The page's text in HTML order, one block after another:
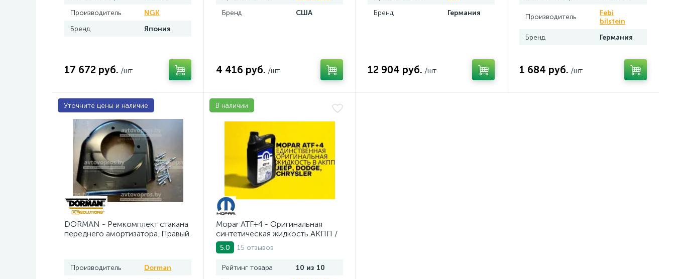
Производитель
NGK
Бренд
Япония
17 672 руб. /шт
Бренд
США
4 416 руб. /шт
Бренд
Германия
12 904 руб. /шт
Производитель
Febi
bilstein
Бренд
Германия
1 684 руб. /шт
Уточните цены и наличие
DORMAN - Ремкомплект стакана
переднего амортизатора. Правый.
Производитель
Dorman
В наличии
Mopar ATF+4 - Оригинальная
синтетическая жидкость АКПП /
5 л.
5.0 15 отзывов
Рейтинг товара
10 из 10